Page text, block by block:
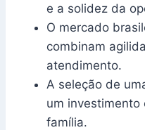
e a solidez da
O mercado
combinam
atendimento.
A seleção de
um investimento
família.